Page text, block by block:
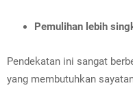
Pemulihan lebih
Pendekatan ini sangat
yang membutuhkan